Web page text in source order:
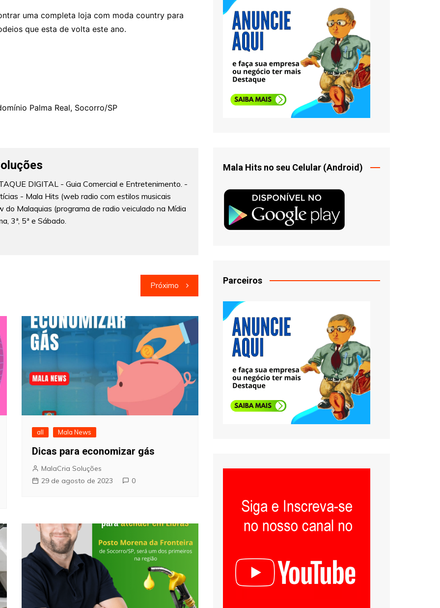
uma completa loja com moda country para
que esta de volta este ano.
Palma Real, Socorro/SP
DIGITAL - Guia Comercial e Entretenimento. -
- Mala Hits (web radio com estilos musicais
do Malaquias (programa de radio veiculado na Mídia
3ª, 5ª e Sábado.
Próximo
all Mala News
Dicas para economizar gás
MalaCria Soluções
29 de agosto de 2023
0